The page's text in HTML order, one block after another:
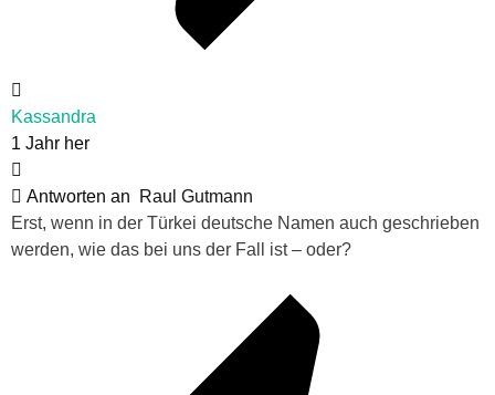
Kassandra
1 Jahr her
Antworten an
Raul Gutmann
Erst, wenn in der Türkei deutsche Namen auch geschrieben
werden, wie das bei uns der Fall ist – oder?